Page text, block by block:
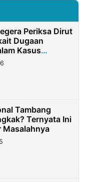
Periksa Dirut
Dugaan
Kasus
Nasabah Rp2,58
Tambang
Ternyata Ini
Masalahnya